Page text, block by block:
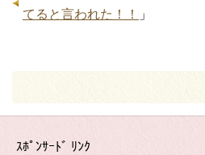
てると言われた！！
」
ｽﾎﾟﾝｻｰﾄﾞ ﾘﾝｸ